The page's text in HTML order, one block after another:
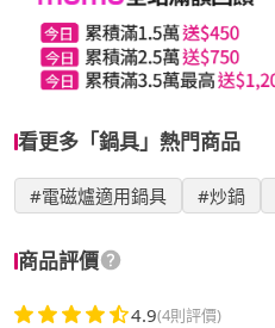
看更多「鍋具」熱門商品
#電磁爐適用鍋具 #炒鍋
商品評價
4.9(4則評價)